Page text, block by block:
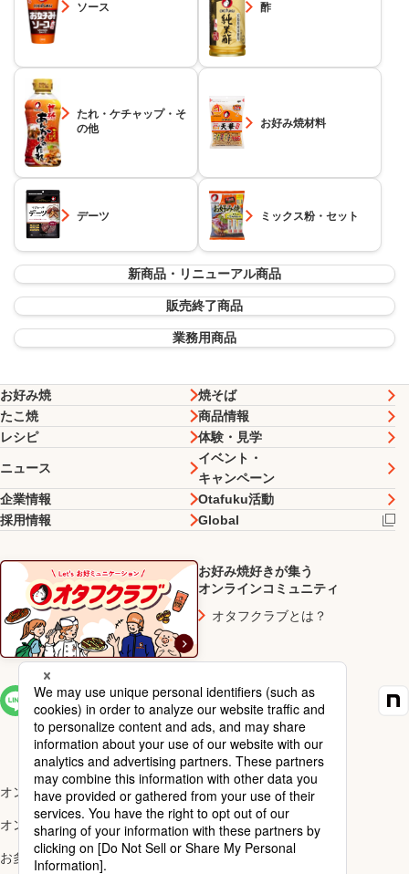
ソース 酢
たれ・ケチャップ・そ
の他
お好み焼材料
デーツ ミックス粉・セット
新商品・リニューアル商品
販売終了商品
業務用商品
お好み焼
焼そば
たこ焼
商品情報
レシピ
体験・見学
ニュース
イベント・
キャンペーン
企業情報
Otafuku活動
採用情報
Global
お好み焼好きが集う
オンラインコミュニティ
オタフクラブとは？
SNS一覧
オンラインショップ楽天市場店
オンラインショップYahoo!店
お多福醸造株式会社